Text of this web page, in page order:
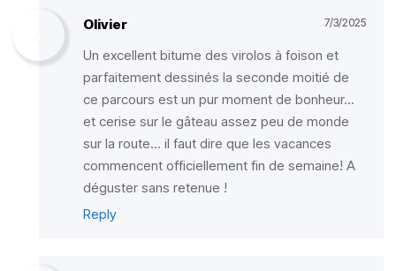
Olivier 7/3/2025
Un excellent bitume des virolos à foison et
parfaitement dessinés la seconde moitié de
ce parcours est un pur moment de bonheur...
et cerise sur le gâteau assez peu de monde
sur la route... il faut dire que les vacances
commencent officiellement fin de semaine! A
déguster sans retenue !
Reply